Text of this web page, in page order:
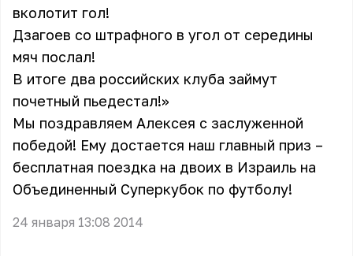
вколотит гол!
Дзагоев со штрафного в угол от середины
мяч послал!
В итоге два российских клуба займут
почетный пьедестал!»
Мы поздравляем Алексея с заслуженной
победой! Ему достается наш главный приз –
бесплатная поездка на двоих в Израиль на
Объединенный Суперкубок по футболу!
24 января 13:08 2014